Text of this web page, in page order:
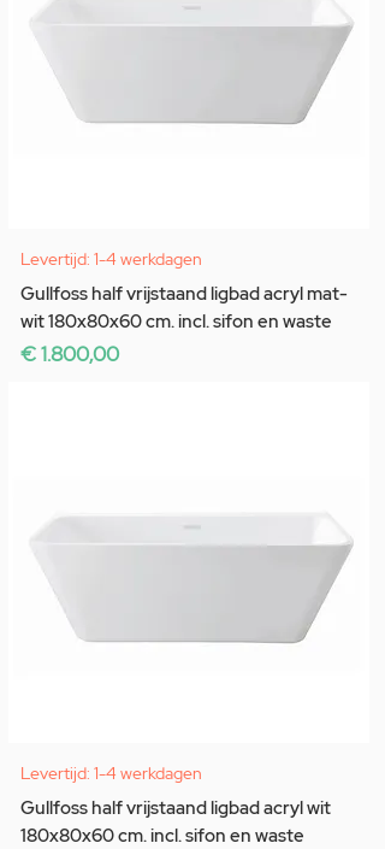
Levertijd: 1-4 werkdagen
Gullfoss half vrijstaand ligbad acryl mat-
wit 180x80x60 cm. incl. sifon en waste
Prijs
€ 1.800,00
Levertijd: 1-4 werkdagen
Gullfoss half vrijstaand ligbad acryl wit
180x80x60 cm. incl. sifon en waste